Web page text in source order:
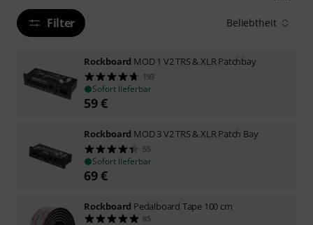
Filter Beliebtheit
Rockboard MOD 1 V2 TRS & XLR Patchbay
193
Sofort lieferbar
59€
Rockboard MOD 3 V2 TRS & XLR Patch Bay
55
Sofort lieferbar
69€
Rockboard Pedalboard Tape 100 cm
85